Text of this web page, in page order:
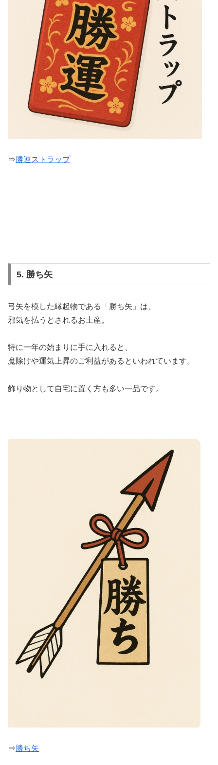
⇒勝運ストラップ
5. 勝ち矢
弓矢を模した縁起物である「勝ち矢」は、
邪気を払うとされるお土産。
特に一年の始まりに手に入れると、
魔除けや運気上昇のご利益があるといわれています。
飾り物として自宅に置く方も多い一品です。
⇒勝ち矢